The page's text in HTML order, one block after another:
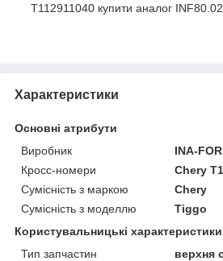
T112911040 купити аналог
Характеристики
Основні атрибути
Виробник
INA-FOR
Кросс-номери
Chery
Сумісність з маркою
Chery
Сумісність з моделлю
Tiggo
Користувальницькі характеристики
Тип запчастин
верхня